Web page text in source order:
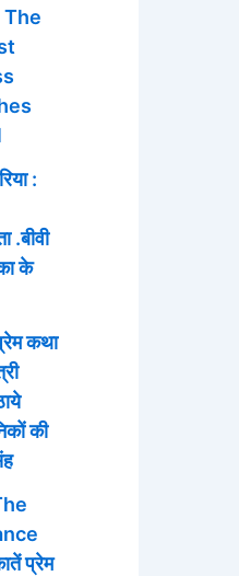
The
:
.बीवी
के
कथा
की
प्रेम